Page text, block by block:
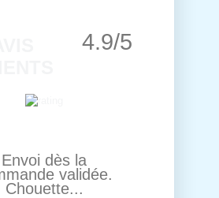
4.9/5
Envoi dès la
validée.
Chouette...